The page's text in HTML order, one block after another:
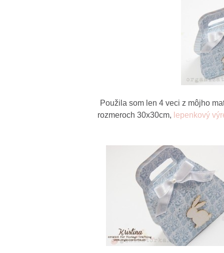
Použila som len 4 veci z môjho
rozmeroch 30x30cm, lepenkový